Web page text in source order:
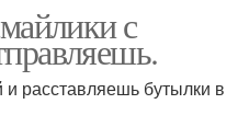
с
расставляешь бутылки в